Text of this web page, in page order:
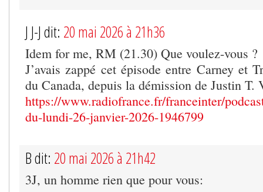
J J-J dit: 20 mai 2026 à 21h36
Idem for me, RM (21.30) Que voulez-vous ?
J’avais zappé cet épisode entre Carney et
du Canada, depuis la démission de Justin T.
https://www.radiofrance.fr/franceinter/
du-lundi-26-janvier-2026-1946799
B dit: 20 mai 2026 à 21h42
3J, un homme rien que pour vous: